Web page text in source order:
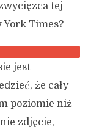
tej
Times?
jest
że cały
poziomie niż
zdjęcie,